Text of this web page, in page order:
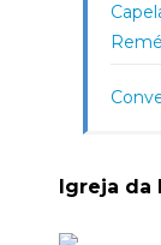
Igreja da